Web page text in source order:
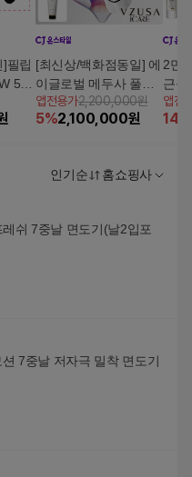
필립
면
[최신상/백화점동일] 에
이글로벌 메두사 풀페
이스 디바이스+글로우
업겔 1통
앱전용가2,200,000원
5%2,100,000원
2만
근육
력
앱전
14
인기순 홈쇼핑사
쉬 7중날 면도기(날2입포
7중날 저자극 밀착 면도기